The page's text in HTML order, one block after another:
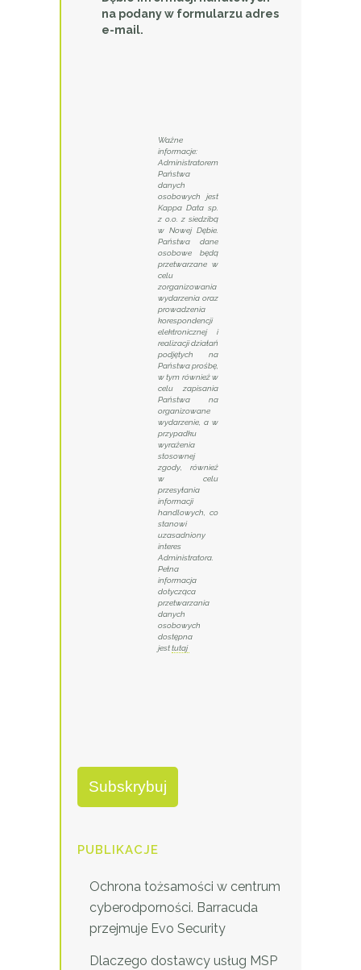
na podany w formularzu adres
e-mail.
Ważne
informacje:
Administratorem
Państwa
danych
osobowych jest
Kappa Data sp.
z o.o. z siedzibą
w Nowej Dębie.
Państwa dane
osobowe będą
przetwarzane w
celu
zorganizowania
wydarzenia oraz
prowadzenia
korespondencji
elektronicznej i
realizacji działań
podjętych na
Państwa prośbę,
w tym również w
celu zapisania
Państwa na
organizowane
wydarzenie, a w
przypadku
wyrażenia
stosownej
zgody, również
w celu
przesyłania
informacji
handlowych, co
stanowi
uzasadniony
interes
Administratora.
Pełna
informacja
dotycząca
przetwarzania
danych
osobowych
dostępna
jesttutaj
PUBLIKACJE
Ochrona tożsamości w centrum
cyberodporności. Barracuda
przejmuje Evo Security
Dlaczego dostawcy usług MSP